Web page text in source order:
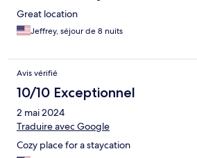
Great location
Jeffrey, séjour de 8 nuits
Avis vérifié
10/10 Exceptionnel
2 mai 2024
Traduire avec Google
Cozy place for a staycation